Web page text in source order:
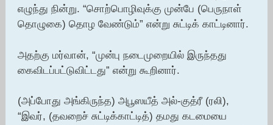
எழுந்து நின்று. “சொற்பொழிவுக்கு முன்பே (பெருநாள்
தொழுகை) தொழ வேண்டும்” என்று சுட்டிக் காட்டினார்.
அதற்கு மர்வான், “முன்பு நடைமுறையில் இருந்தது
கைவிடப்பட்டுவிட்டது” என்று கூறினார்.
(அப்போது அங்கிருந்த) அபூஸயீத் அல்-குத்ரீ (ரலி),
“இவர், (தவறைச் சுட்டிக்காட்டித்) தமது கடமையை